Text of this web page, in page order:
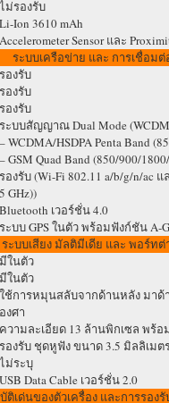
ไม่รองรับ
Li-Ion 3610 mAh
Accelerometer Sensor และ
ระบบเครือข่าย และ การเชื่อมต่
รองรับ
รองรับ
รองรับ
ระบบสัญญาณ Dual Mode
– WCDMA/HSDPA Penta Band
– GSM Quad Band (850/900/
รองรับ (Wi-Fi 802.11 a/b/g/n/ac
5 GHz))
Bluetooth เวอร์ชั่น 4.0
ระบบ GPS ในตัว พร้อมฟังก์ชัน A-
ระบบเสียง มัลติมีเดีย และ พอร์ทต่
มีในตัว
มีในตัว
ใช้การหมุนสลับจากด้านหลัง มา
องศา
ความละเอียด 13 ล้านพิกเซล พร้อ
รองรับ ชุดหูฟัง ขนาด 3.5 มิลลิเมต
ไม่ระบุ
USB Data Cable เวอร์ชั่น 2.0
เด่นของตัวเครื่อง และการรองรั